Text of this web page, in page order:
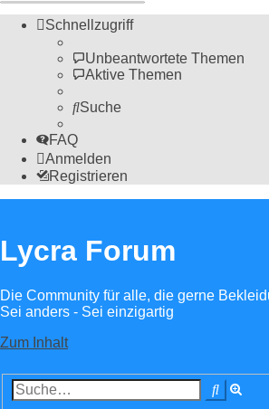
Schnellzugriff
Unbeantwortete Themen
Aktive Themen
Suche
FAQ
Anmelden
Registrieren
Lycra Forum
Die Community für alle, die gerne
Sei anders - Sei einzigartig
Zum Inhalt
Suche